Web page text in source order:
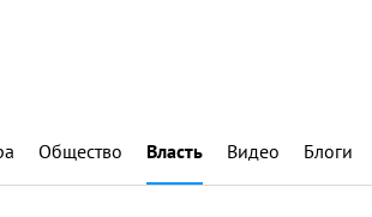
Общество Власть Видео Блоги